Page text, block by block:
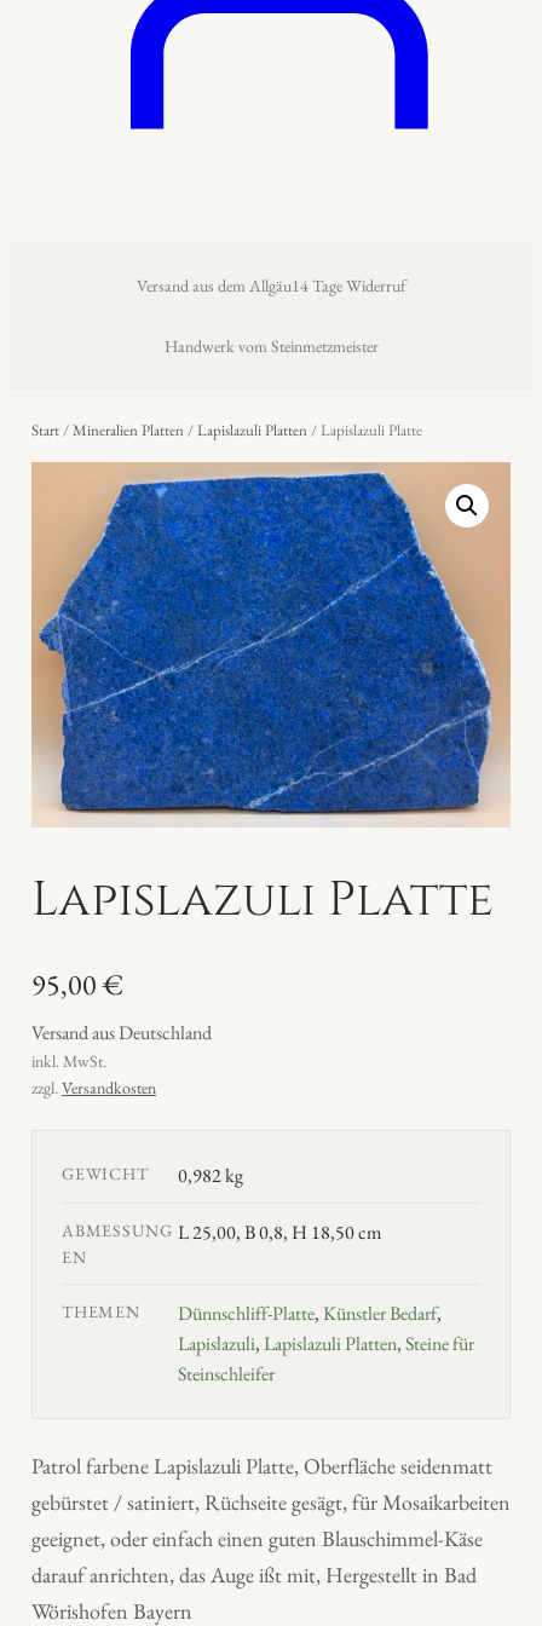
Versand aus dem Allgäu14 Tage Widerruf
Handwerk vom Steinmetzmeister
Start/Mineralien Platten/Lapislazuli Platten/ Lapislazuli Platte
Lapislazuli Platte
95,00€
Versand aus Deutschland
inkl. MwSt.
zzgl.Versandkosten
GEWICHT 0,982 kg
ABMESSUNG
EN
L 25,00, B 0,8, H 18,50 cm
THEMEN Dünnschliff-Platte,Künstler Bedarf,
Lapislazuli,Lapislazuli Platten,Steine für
Steinschleifer
Patrol farbene Lapislazuli Platte, Oberfläche seidenmatt
gebürstet / satiniert, Rüchseite gesägt, für Mosaikarbeiten
geeignet, oder einfach einen guten Blauschimmel-Käse
darauf anrichten, das Auge ißt mit, Hergestellt in Bad
Wörishofen Bayern